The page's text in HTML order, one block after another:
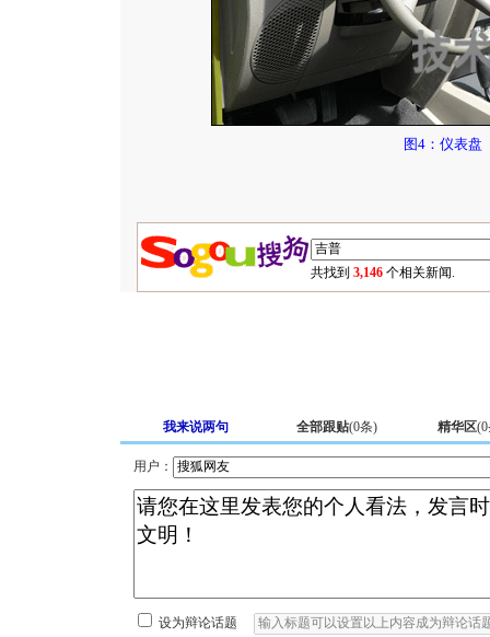
图4：仪表盘
共找到 3,146 个相关新闻.
我来说两句 全部跟贴(0条) 精华区(0
用户：
设为辩论话题